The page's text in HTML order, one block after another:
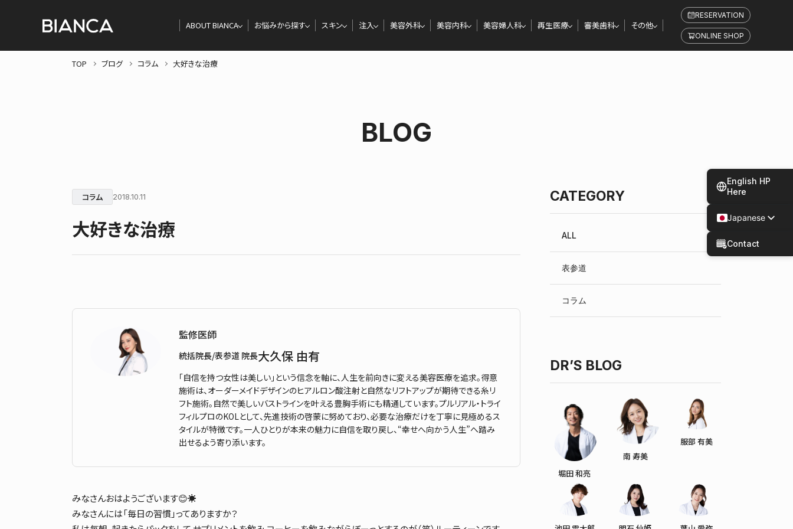
ABOUT BIANCA お悩みから探す スキン 注入 美容外科 美容内科 美容婦人科 再生医療 審美歯科 その他
RESERVATION
ONLINE SHOP
TOP ブログ コラム 大好きな治療
BLOG
コラム 2018.10.11
大好きな治療
監修医師
統括院長/表参道 院長大久保 由有
「自信を持つ女性は美しい」という信念を軸に、人生を前向きに変える美容医療を追求。得意
施術は、オーダーメイドデザインのヒアルロン酸注射と自然なリフトアップが期待できる糸リ
フト施術。自然で美しいバストラインを叶える豊胸手術にも精通しています。プルリアル・トライ
フィルプロのKOLとして、先進技術の啓蒙に努めており、必要な治療だけを丁寧に見極めるス
タイルが特徴です。一人ひとりが本来の魅力に自信を取り戻し、“幸せへ向かう人生”へ踏み
出せるよう寄り添います。
みなさんおはようございます😊☀️
みなさんには「毎日の習慣」ってありますか？
CATEGORY
ALL
表参道
コラム
DR’S BLOG
堀田 和亮
南 寿美
服部 有美
English HP
Here
Japanese
Chinese
Contact